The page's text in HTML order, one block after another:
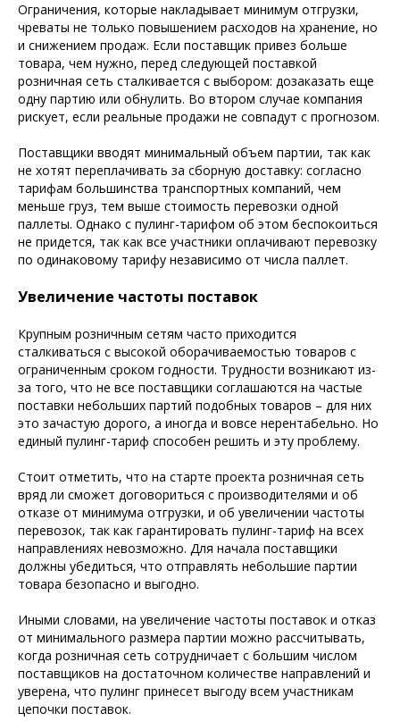
Ограничения, которые накладывает минимум отгрузки,
чреваты не только повышением расходов на хранение, но
и снижением продаж. Если поставщик привез больше
товара, чем нужно, перед следующей поставкой
розничная сеть сталкивается с выбором: дозаказать еще
одну партию или обнулить. Во втором случае компания
рискует, если реальные продажи не совпадут с прогнозом.
Поставщики вводят минимальный объем партии, так как
не хотят переплачивать за сборную доставку: согласно
тарифам большинства транспортных компаний, чем
меньше груз, тем выше стоимость перевозки одной
паллеты. Однако с пулинг-тарифом об этом беспокоиться
не придется, так как все участники оплачивают перевозку
по одинаковому тарифу независимо от числа паллет.
Увеличение частоты поставок
Крупным розничным сетям часто приходится
сталкиваться с высокой оборачиваемостью товаров с
ограниченным сроком годности. Трудности возникают из-
за того, что не все поставщики соглашаются на частые
поставки небольших партий подобных товаров – для них
это зачастую дорого, а иногда и вовсе нерентабельно. Но
единый пулинг-тариф способен решить и эту проблему.
Стоит отметить, что на старте проекта розничная сеть
вряд ли сможет договориться с производителями и об
отказе от минимума отгрузки, и об увеличении частоты
перевозок, так как гарантировать пулинг-тариф на всех
направлениях невозможно. Для начала поставщики
должны убедиться, что отправлять небольшие партии
товара безопасно и выгодно.
Иными словами, на увеличение частоты поставок и отказ
от минимального размера партии можно рассчитывать,
когда розничная сеть сотрудничает с большим числом
поставщиков на достаточном количестве направлений и
уверена, что пулинг принесет выгоду всем участникам
цепочки поставок.